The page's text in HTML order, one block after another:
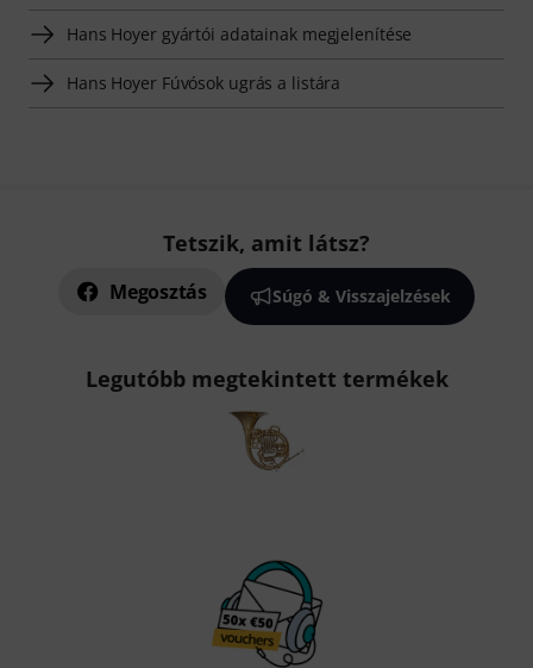
Hans Hoyer gyártói adatainak megjelenítése
Hans Hoyer Fúvósok ugrás a listára
Tetszik, amit látsz?
Megosztás Súgó & Visszajelzések
Legutóbb megtekintett termékek